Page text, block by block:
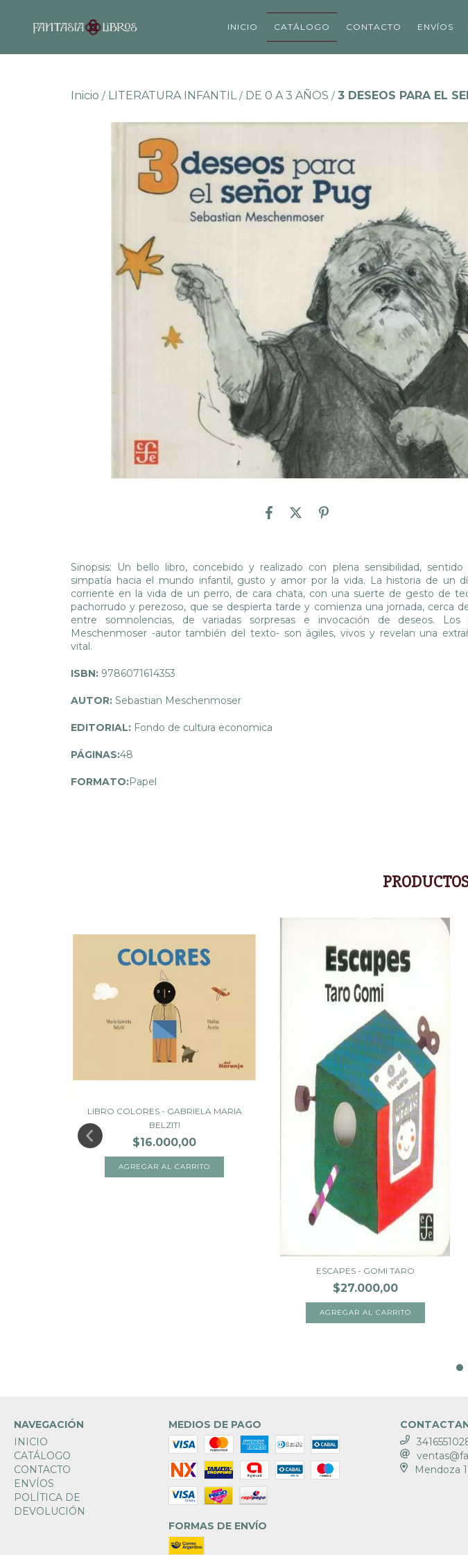
INICIO CATÁLOGO CONTACTO ENVÍOS
Inicio / LITERATURA INFANTIL / DE 0 A 3 AÑOS / 3 DESEOS PARA EL
Sinopsis: Un bello libro, concebido y realizado con plena sensibilidad,
simpatía hacia el mundo infantil, gusto y amor por la vida. La historia de un
corriente en la vida de un perro, de cara chata, con una suerte de gesto de
pachorrudo y perezoso, que se despierta tarde y comienza una jornada, cerca
entre somnolencias, de variadas sorpresas e invocación de deseos. Los
Meschenmoser -autor también del texto- son ágiles, vivos y revelan una
vital.
ISBN: 9786071614353
AUTOR: Sebastian Meschenmoser
EDITORIAL: Fondo de cultura economica
PÁGINAS:48
FORMATO:Papel
LIBRO COLORES - GABRIELA MARIA
BELZITI
$16.000,00
ESCAPES - GOMI TARO
$27.000,00
NAVEGACIÓN
INICIO
CATÁLOGO
CONTACTO
ENVÍOS
POLÍTICA DE
DEVOLUCIÓN
MEDIOS DE PAGO
FORMAS DE ENVÍO
Mendoza